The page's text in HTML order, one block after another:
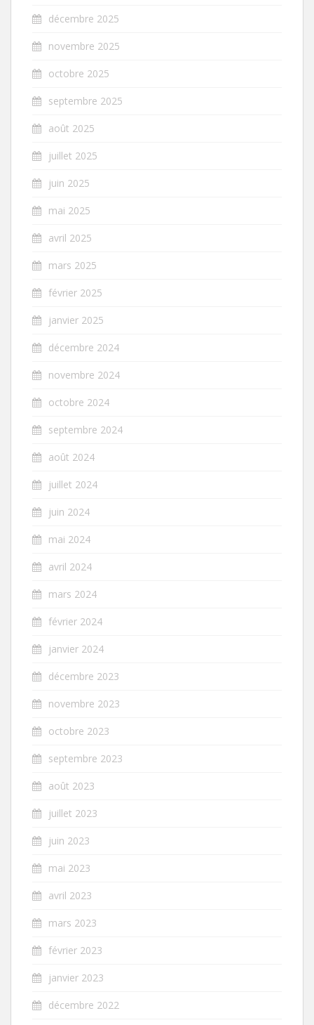
décembre 2025
novembre 2025
octobre 2025
septembre 2025
août 2025
juillet 2025
juin 2025
mai 2025
avril 2025
mars 2025
février 2025
janvier 2025
décembre 2024
novembre 2024
octobre 2024
septembre 2024
août 2024
juillet 2024
juin 2024
mai 2024
avril 2024
mars 2024
février 2024
janvier 2024
décembre 2023
novembre 2023
octobre 2023
septembre 2023
août 2023
juillet 2023
juin 2023
mai 2023
avril 2023
mars 2023
février 2023
janvier 2023
décembre 2022